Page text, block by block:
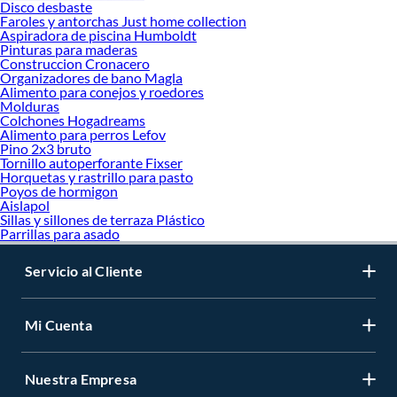
Disco desbaste
Faroles y antorchas Just home collection
Aspiradora de piscina Humboldt
Pinturas para maderas
Construccion Cronacero
Organizadores de bano Magla
Alimento para conejos y roedores
Molduras
Colchones Hogadreams
Alimento para perros Lefov
Pino 2x3 bruto
Tornillo autoperforante Fixser
Horquetas y rastrillo para pasto
Poyos de hormigon
Aislapol
Sillas y sillones de terraza Plástico
Parrillas para asado
Servicio al Cliente
Mi Cuenta
Nuestra Empresa